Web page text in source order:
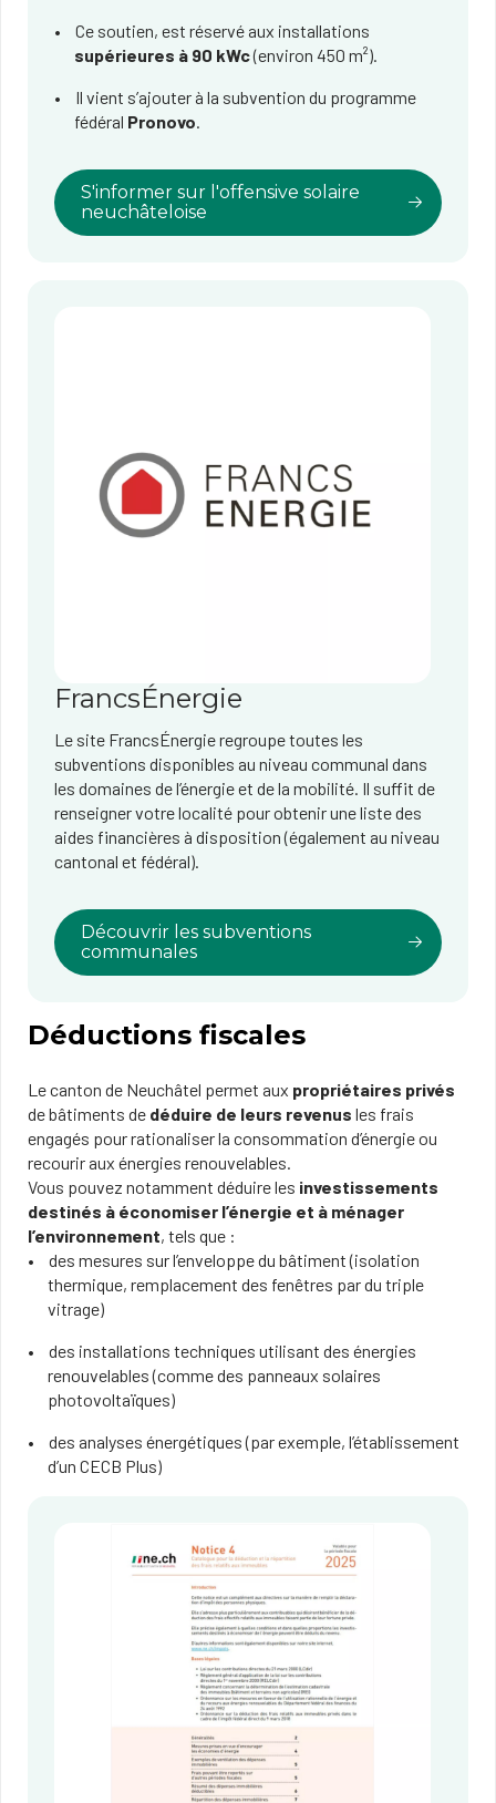
Ce soutien, est réservé aux installations
supérieures à 90 kWc(environ 450 m²).
Il vient s’ajouter à la subvention du programme
fédéral Pronovo.
S'informer sur l'offensive solaire
neuchâteloise​​
FrancsÉnergie
Le site FrancsÉnergie regroupe toutes les
subventions disponibles au niveau communal dans
les domaines de l’énergie et de la mobilité. Il suffit de
renseigner votre localité pour obtenir une liste des
aides financières à disposition (également au niveau
cantonal et fédéral).
Découvrir les subventions
communales
​Déductions fiscales
Le canton de Neuchâtel permet aux propriétaires privés
de bâtiments de déduire de leurs revenus les frais
engagés pour rationaliser la consommation d’énergie ou
recourir aux énergies renouvelables.
Vous pouvez notamment déduire les investissements
destinés à économiser l’énergie et à ménager
l’environnement, tels que :
des mesures sur l’enveloppe du bâtiment (isolation
thermique, remplacement des fenêtres par du triple
vitrage)
des installations techniques utilisant des énergies
renouvelables (comme des panneaux solaires
photovoltaïques)
des analyses énergétiques (par exemple, l’établissement
d’un CECB Plus)